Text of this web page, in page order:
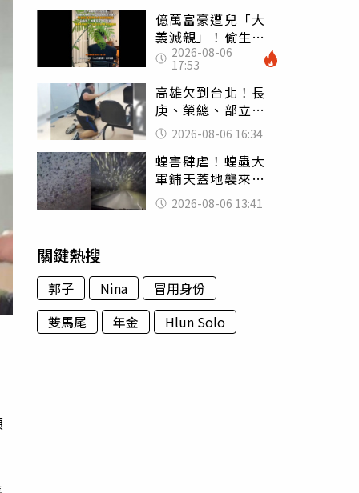
億萬富豪遭兒「大
義滅親」！偷生子
怕曝光 竟盜鄰居
身份辦假證落戶
2026-08-06
17:53
高雄欠到台北！長
庚、榮總、部立醫
院都受害 「醫療
暴力男」離譜紀錄
曝光
2026-08-06 16:34
蝗害肆虐！蝗蟲大
軍鋪天蓋地襲來宛
如末日 網驚：聖
經十災
2026-08-06 13:41
關鍵熱搜
郭子 Nina
冒用身份
雙馬尾
年金 Hlun Solo